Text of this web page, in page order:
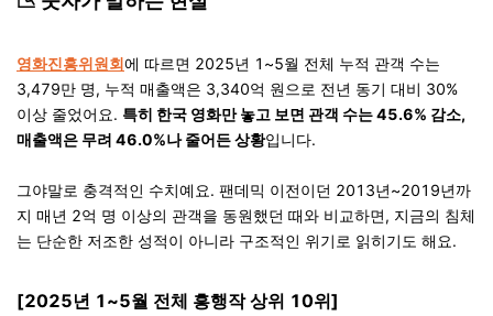
영화진흥위원회에 따르면 2025년 1~5월 전체 누적 관객 수는
3,479만 명, 누적 매출액은 3,340억 원으로 전년 동기 대비 30%
이상 줄었어요. 특히 한국 영화만 놓고 보면 관객 수는 45.6% 감소,
매출액은 무려 46.0%나 줄어든 상황입니다.
그야말로 충격적인 수치예요. 팬데믹 이전이던 2013년~2019년까
지 매년 2억 명 이상의 관객을 동원했던 때와 비교하면, 지금의 침체
는 단순한 저조한 성적이 아니라 구조적인 위기로 읽히기도 해요.
[2025년 1~5월 전체 흥행작 상위 10위]